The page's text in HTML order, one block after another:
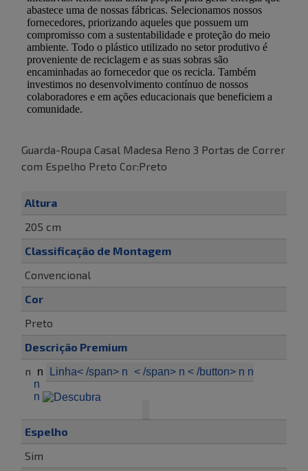
Guarda-Roupa Casal Madesa Reno 3 Portas de Correr
com Espelho Preto Cor:Preto
Altura
205 cm
Classificação de Montagem
Convencional
Cor
Preto
Descrição Premium
n
n Linha< /span> n
< /span> n < /button> n n
n
n
Espelho
Sim